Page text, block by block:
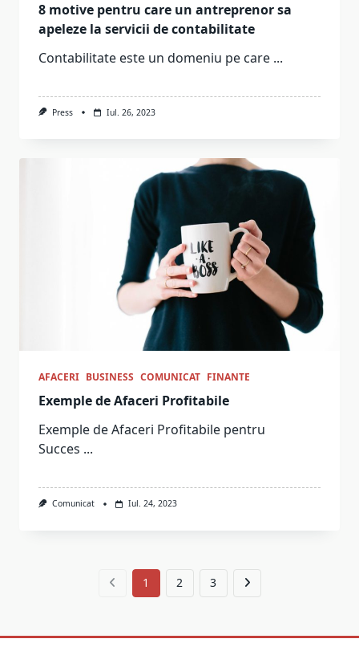
8 motive pentru care un antreprenor sa
apeleze la servicii de contabilitate
Contabilitate este un domeniu pe care ...
Press Iul. 26, 2023
AFACERI BUSINESS COMUNICAT FINANTE
Exemple de Afaceri Profitabile
Exemple de Afaceri Profitabile pentru
Succes ...
Comunicat Iul. 24, 2023
1 2 3